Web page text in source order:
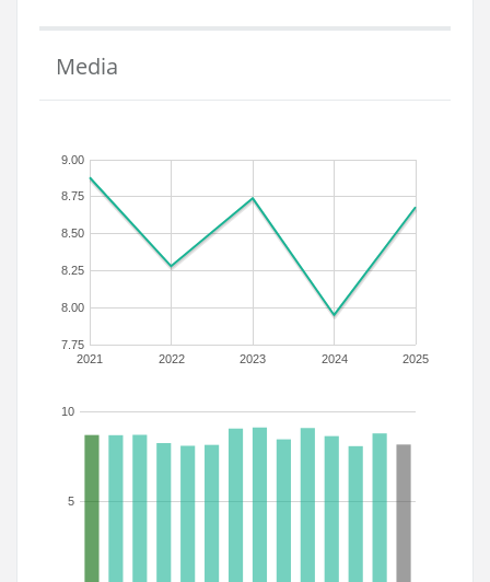
Media
2021 2022 2023 2024 2025
7.75
8.00
8.25
8.50
8.75
9.00
5
10